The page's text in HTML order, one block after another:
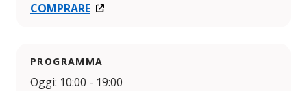
COMPRARE
PROGRAMMA
Oggi: 10:00 - 19:00